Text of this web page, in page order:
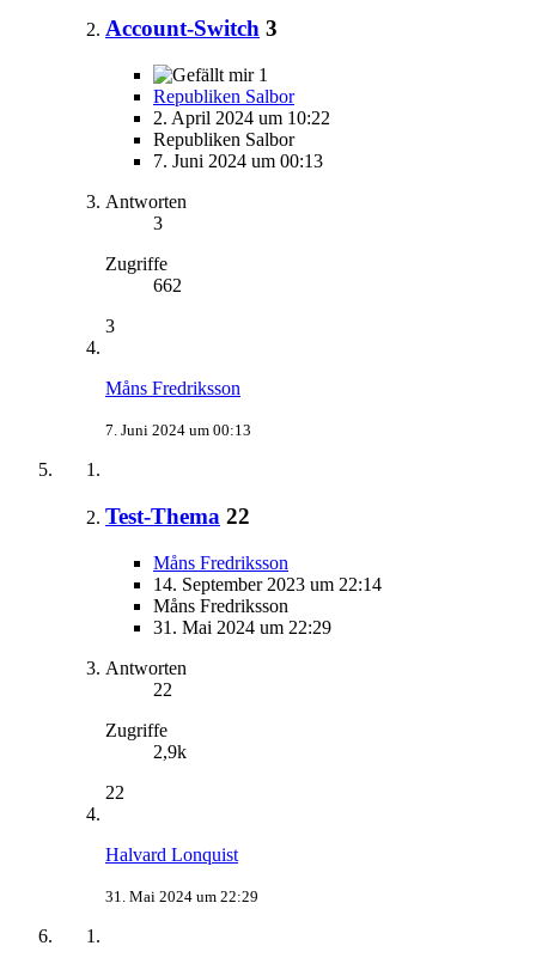
Account-Switch 3
1
Republiken Salbor
2. April 2024 um 10:22
Republiken Salbor
7. Juni 2024 um 00:13
Antworten
3
Zugriffe
662
3
Måns Fredriksson
7. Juni 2024 um 00:13
Test-Thema 22
Måns Fredriksson
14. September 2023 um 22:14
Måns Fredriksson
31. Mai 2024 um 22:29
Antworten
22
Zugriffe
2,9k
22
Halvard Lonquist
31. Mai 2024 um 22:29